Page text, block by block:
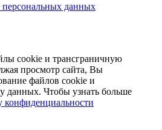
данных
cookie и трансграничную
просмотр сайта, Вы
файлов cookie и
данных. Чтобы узнать больше
конфиденциальности